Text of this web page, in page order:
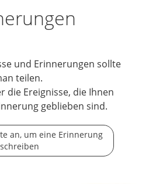
und Erinnerungen sollte
teilen.
die Ereignisse, die Ihnen
geblieben sind.
an, um eine Erinnerung